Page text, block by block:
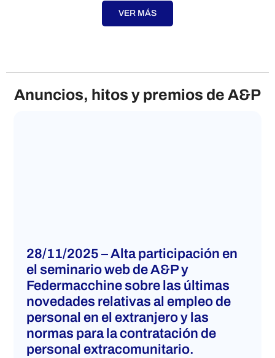
VER MÁS
Anuncios, hitos y premios de A&P
28/11/2025 – Alta participación en
el seminario web de A&P y
Federmacchine sobre las últimas
novedades relativas al empleo de
personal en el extranjero y las
normas para la contratación de
personal extracomunitario.